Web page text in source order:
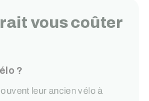
vous coûter
?
leur ancien vélo à